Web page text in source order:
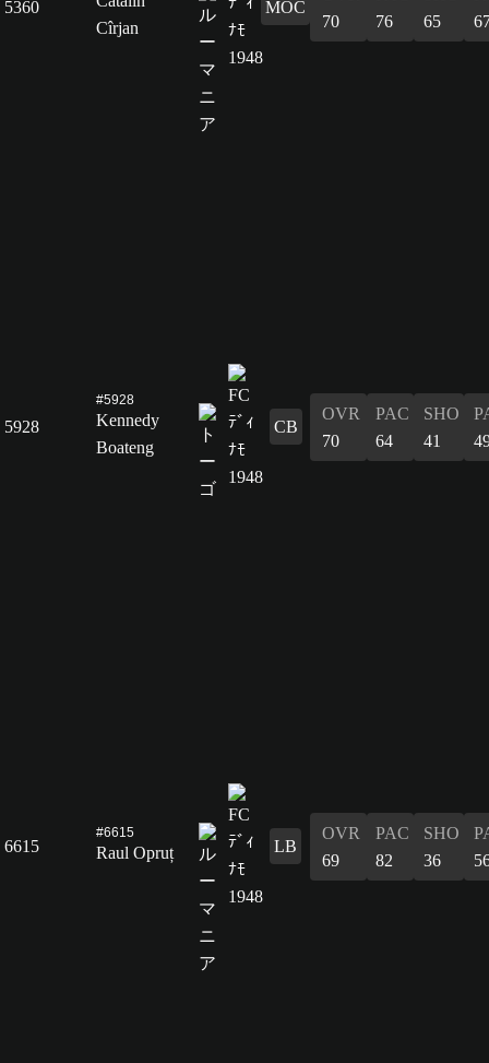
5360
Cîrjan
MOC
70
76
65
5928
#5928
Kennedy
Boateng
CB
OVR
70
PAC
64
SHO
41
6615
#6615
Raul Opruț LB
OVR
69
PAC
82
SHO
36